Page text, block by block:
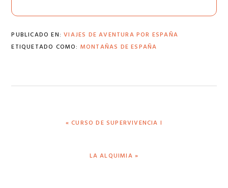
PUBLICADO EN:VIAJES DE AVENTURA POR ESPAÑA
ETIQUETADO COMO: MONTAÑAS DE ESPAÑA
ENTRADA
« CURSO DE SUPERVIVENCIA I
SIGUIENTE
LA ALQUIMIA »